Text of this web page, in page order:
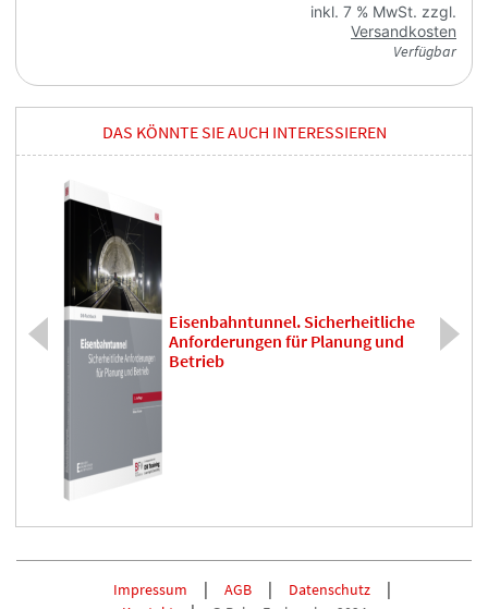
inkl. 7 % MwSt. zzgl.
Versandkosten
Verfügbar
DAS KÖNNTE SIE AUCH INTERESSIEREN
Eisenbahntunnel. Sicherheitliche
Anforderungen für Planung und
Betrieb
Impressum AGB
Datenschutz